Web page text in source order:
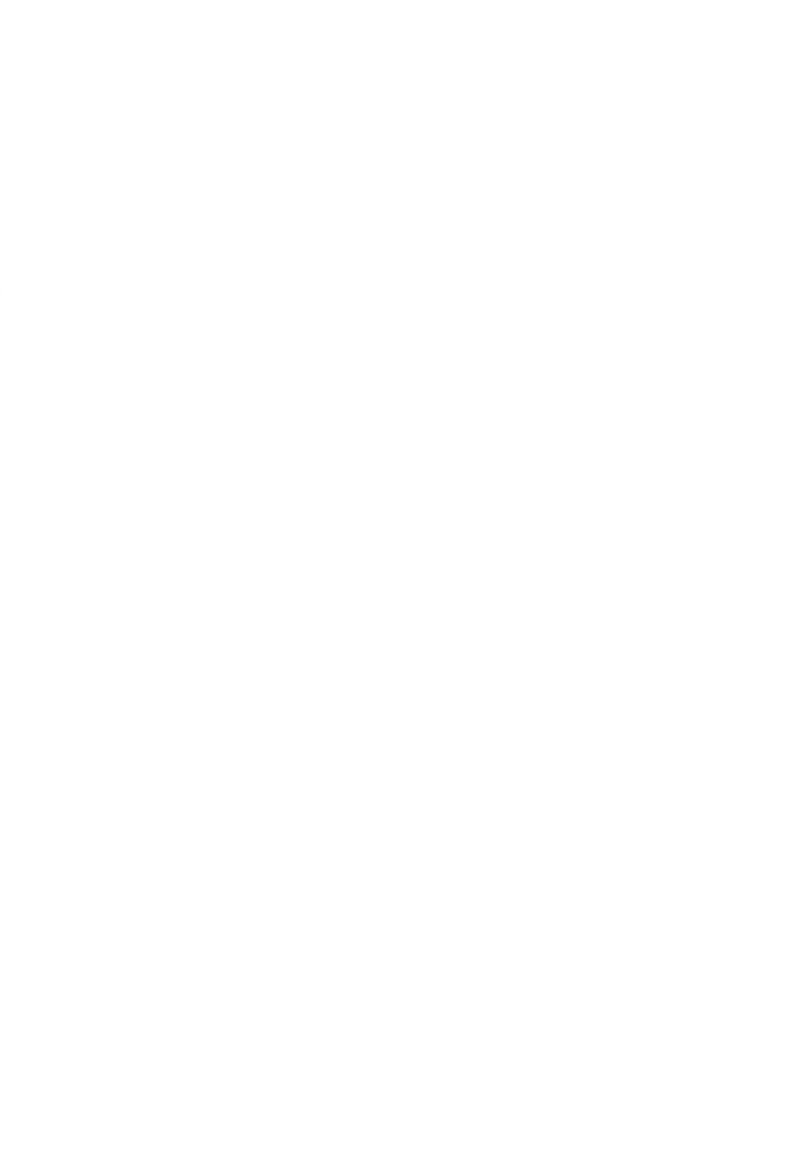
Produktkatalog mit unserem kompletten Portfolio.
Krankenhaus entlassen werden.
unseren globalen Stellenmarkt nach interessanten Stellenprofilen.
vorantreiben. Erfahren Sie mehr über den Innovation Hub und überzeugen Sie uns mit Ihrer Idee.